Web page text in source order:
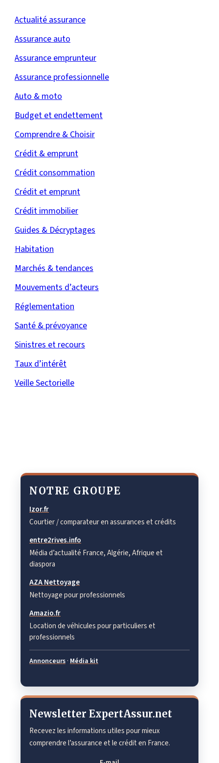
Actualité assurance
Assurance auto
Assurance emprunteur
Assurance professionnelle
Auto & moto
Budget et endettement
Comprendre & Choisir
Crédit & emprunt
Crédit consommation
Crédit et emprunt
Crédit immobilier
Guides & Décryptages
Habitation
Marchés & tendances
Mouvements d’acteurs
Réglementation
Santé & prévoyance
Sinistres et recours
Taux d’intérêt
Veille Sectorielle
NOTRE GROUPE
Izor.fr
Courtier / comparateur en assurances et crédits
entre2rives.info
Média d’actualité France, Algérie, Afrique et
diaspora
AZA Nettoyage
Nettoyage pour professionnels
Amazio.fr
Location de véhicules pour particuliers et
professionnels
Annonceurs · Média kit
Newsletter ExpertAssur.net
Recevez les informations utiles pour mieux
comprendre l’assurance et le crédit en France.